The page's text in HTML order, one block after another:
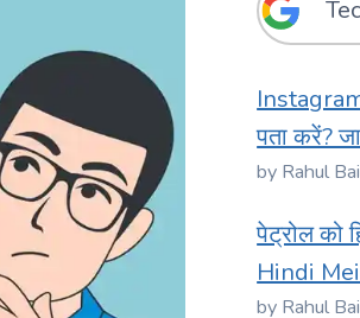
पता करें?
by Rahul
पेट्रोल को
Hindi
by Rahul